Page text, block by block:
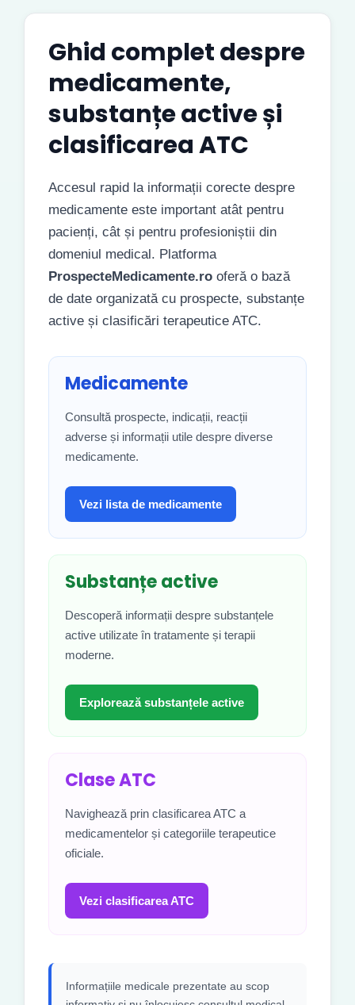
Ghid complet despre
medicamente,
substanțe active și
clasificarea ATC
Accesul rapid la informații corecte despre
medicamente este important atât pentru
pacienți, cât și pentru profesioniștii din
domeniul medical. Platforma
ProspecteMedicamente.ro oferă o bază
de date organizată cu prospecte, substanțe
active și clasificări terapeutice ATC.
Medicamente
Consultă prospecte, indicații, reacții
adverse și informații utile despre diverse
medicamente.
Vezi lista de medicamente
Substanțe active
Descoperă informații despre substanțele
active utilizate în tratamente și terapii
moderne.
Explorează substanțele active
Clase ATC
Navighează prin clasificarea ATC a
medicamentelor și categoriile terapeutice
oficiale.
Vezi clasificarea ATC
Informațiile medicale prezentate au scop